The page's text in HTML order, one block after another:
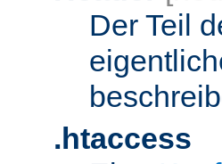
Der Teil
.htaccess